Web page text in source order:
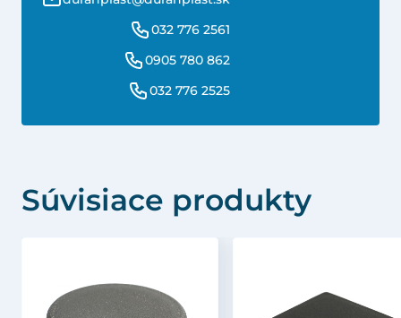
032 776 2561
0905 780 862
032 776 2525
Súvisiace produkty